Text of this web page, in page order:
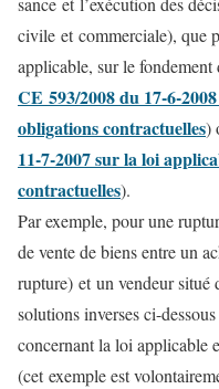
civile et commerciale), que
applicable, sur le
CE 593/2008 du 17-6-
obligations contractuelles)
11-7-2007 sur la loi
contractuelles).
Par exemple, pour une
de vente de biens entre un
rupture) et un vendeur situé
solutions inverses ci-
concernant la loi applicable
(cet exemple est